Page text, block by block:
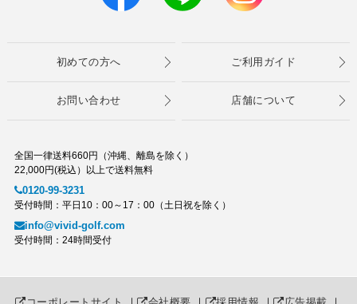
初めての方へ ご利用ガイド
お問い合わせ 店舗について
全国一律送料660円（沖縄、離島を除く）
22,000円(税込）以上で送料無料
0120-99-3231
受付時間：平日10：00～17：00（土日祝を除く）
info@vivid-golf.com
受付時間：24時間受付